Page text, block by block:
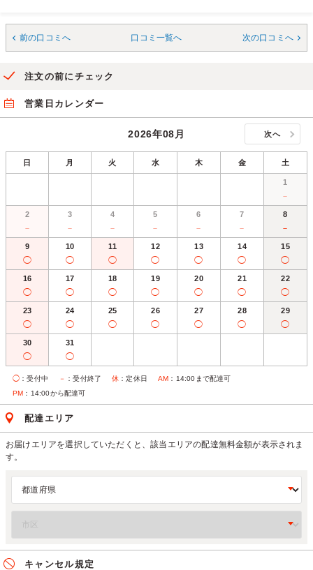
前の口コミへ 口コミ一覧へ 次の口コミへ
注文の前にチェック
営業日カレンダー
2026年08月 次へ
日 月 火 水 木 金 土
1
－
2
－
3
－
4
－
5
－
6
－
7
－
8
－
9
◯
10
◯
11
◯
12
◯
13
◯
14
◯
15
◯
16
◯
17
◯
18
◯
19
◯
20
◯
21
◯
22
◯
23
◯
24
◯
25
◯
26
◯
27
◯
28
◯
29
◯
30
◯
31
◯
◯ ：受付中 － ：受付終了 休 ：定休日 AM ：14:00まで配達可
PM ：14:00から配達可
配達エリア
お届けエリアを選択していただくと、該当エリアの配達無料金額が表示されま
す。
キャンセル規定